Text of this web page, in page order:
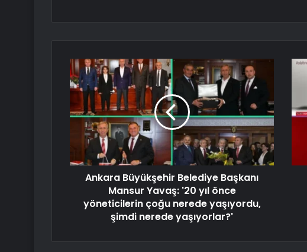
Ankara Büyükşehir Belediye Başkanı
Mansur Yavaş: '20 yıl önce
yöneticilerin çoğu nerede yaşıyordu,
şimdi nerede yaşıyorlar?'